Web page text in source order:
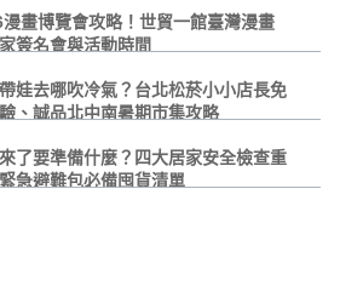
畫博覽會攻略！世貿一館臺灣漫畫
簽名會與活動時間
娃去哪吹冷氣？台北松菸小小店長免
、誠品北中南暑期市集攻略
了要準備什麼？四大居家安全檢查重
急避難包必備囤貨清單